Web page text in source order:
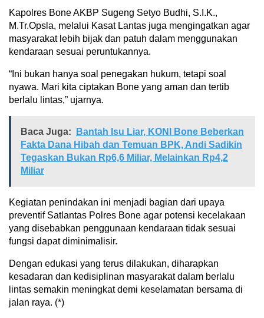
Kapolres Bone AKBP Sugeng Setyo Budhi, S.I.K.,
M.Tr.Opsla, melalui Kasat Lantas juga mengingatkan agar
masyarakat lebih bijak dan patuh dalam menggunakan
kendaraan sesuai peruntukannya.
“Ini bukan hanya soal penegakan hukum, tetapi soal
nyawa. Mari kita ciptakan Bone yang aman dan tertib
berlalu lintas,” ujarnya.
Baca Juga:
Bantah Isu Liar, KONI Bone Beberkan
Fakta Dana Hibah dan Temuan BPK, Andi Sadikin
Tegaskan Bukan Rp6,6 Miliar, Melainkan Rp4,2
Miliar
Kegiatan penindakan ini menjadi bagian dari upaya
preventif Satlantas Polres Bone agar potensi kecelakaan
yang disebabkan penggunaan kendaraan tidak sesuai
fungsi dapat diminimalisir.
Dengan edukasi yang terus dilakukan, diharapkan
kesadaran dan kedisiplinan masyarakat dalam berlalu
lintas semakin meningkat demi keselamatan bersama di
jalan raya. (*)